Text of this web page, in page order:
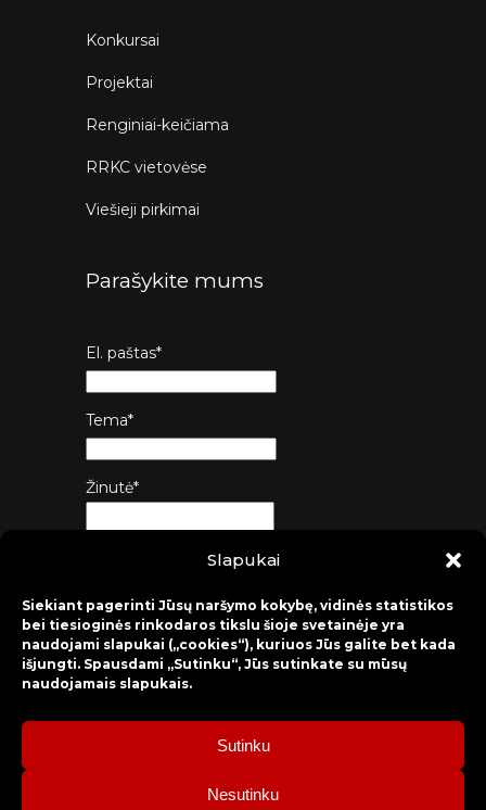
Slapukai
Siekiant pagerinti Jūsų naršymo kokybę, vidinės statistikos
bei tiesioginės rinkodaros tikslu šioje svetainėje yra
naudojami slapukai („cookies“), kuriuos Jūs galite bet kada
išjungti. Spausdami „Sutinku“, Jūs sutinkate su mūsų
naudojamais slapukais.
Sutinku
Nesutinku
Konkursai
Projektai
Renginiai-keičiama
RRKC vietovėse
Viešieji pirkimai
Parašykite mums
El. paštas*
Tema*
Žinutė*
2026 © Raseinių rajono kultūros centras